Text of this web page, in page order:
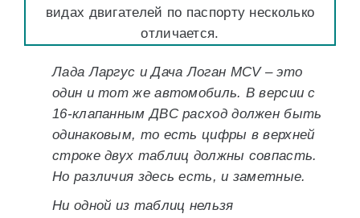
видах двигателей по паспорту несколько
отличается.
Лада Ларгус и Дача Логан MCV – это
один и тот же автомобиль. В версии с
16-клапанным ДВС расход должен быть
одинаковым, то есть цифры в верхней
строке двух таблиц должны совпасть.
Но различия здесь есть, и заметные.
Ни одной из таблиц нельзя